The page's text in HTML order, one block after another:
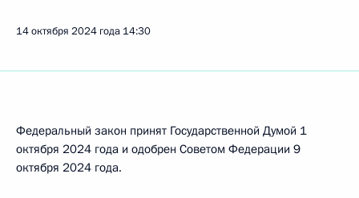
14 октября 2024 года 14:30
Федеральный закон принят Государственной Думой 1
октября 2024 года и одобрен Советом Федерации 9
октября 2024 года.